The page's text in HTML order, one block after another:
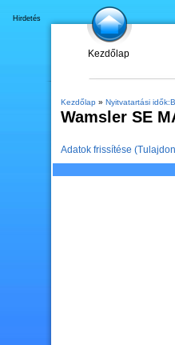
Kezdőlap
Hirdetés
Kezdőlap» Nyitvatartási
Wamsler SE
Adatok frissítése